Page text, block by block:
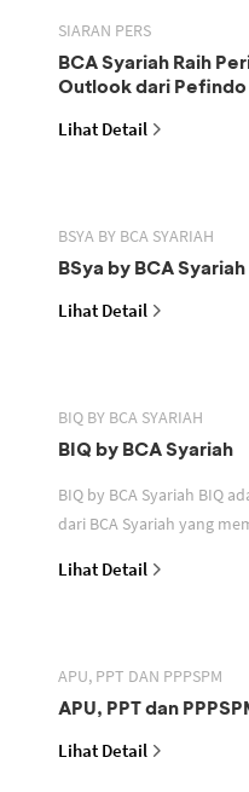
SIARAN PERS
BCA Syariah Raih
Outlook dari
Lihat Detail
BSYA BY BCA SYARIAH
BSya by BCA Syariah
Lihat Detail
BIQ BY BCA SYARIAH
BIQ by BCA Syariah
BIQ by BCA Syariah BIQ adalah fasilitas perbankan digital
dari BCA Syariah yang
Lihat Detail
APU, PPT DAN PPPSPM
APU, PPT dan
Lihat Detail